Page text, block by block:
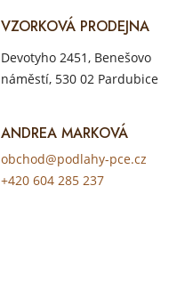
VZORKOVÁ PRODEJNA
Devotyho 2451, Benešovo
náměstí, 530 02 Pardubice
ANDREA MARKOVÁ
obchod@podlahy-pce.cz
+420 604 285 237